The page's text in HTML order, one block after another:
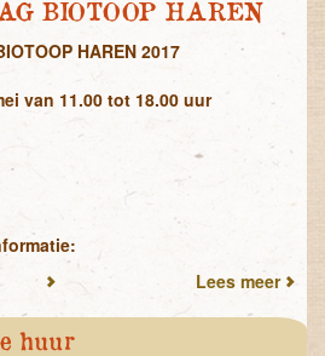
BIOTOOP HAREN
HAREN 2017
van 11.00 tot 18.00 uur
Lees meer
huur